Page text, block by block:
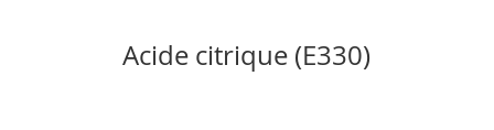
Acide citrique (E330)